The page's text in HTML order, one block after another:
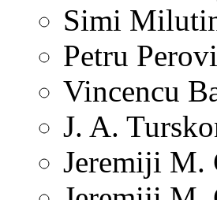
Simi
Petru
Vincencu
J. A.
Jeremiji M.